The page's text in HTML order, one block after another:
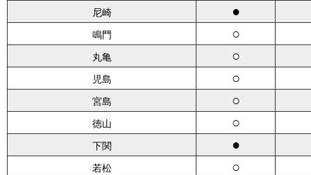
尼崎 ●
鳴門 ○
丸亀 ○
児島 ○
宮島 ○
徳山 ○
下関 ●
若松 ○